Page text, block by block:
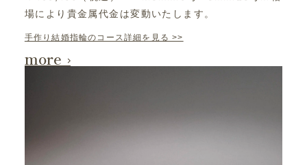
場により貴金属代金は変動いたします。
手作り結婚指輪のコース詳細を見る >>
more